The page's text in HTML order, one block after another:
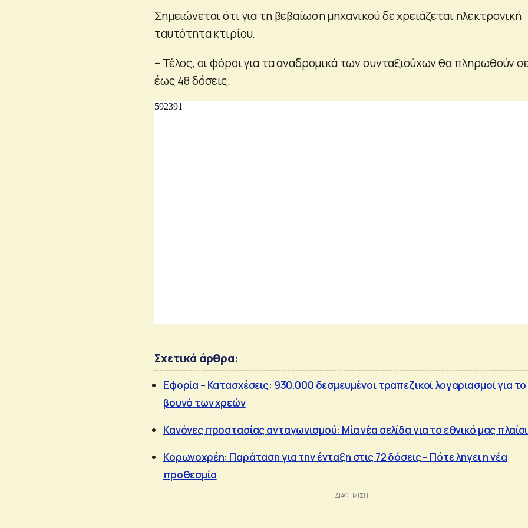
Σημειώνεται ότι για τη βεβαίωση μηχανικού δε χρειάζεται ηλεκτρονική
ταυτότητα κτιρίου.
– Τέλος, οι φόροι για τα αναδρομικά των συνταξιούχων θα πληρωθούν
έως 48 δόσεις.
Σχετικά άρθρα:
Εφορία – Κατασχέσεις: 930.000 δεσμευμένοι τραπεζικοί λογαριασμοί για το
βουνό των χρεών
Κανόνες προστασίας ανταγωνισμού: Μία νέα σελίδα για το εθνικό μας
Κορωνοχρέη: Παράταση για την ένταξη στις 72 δόσεις – Πότε λήγει η νέα
προθεσμία